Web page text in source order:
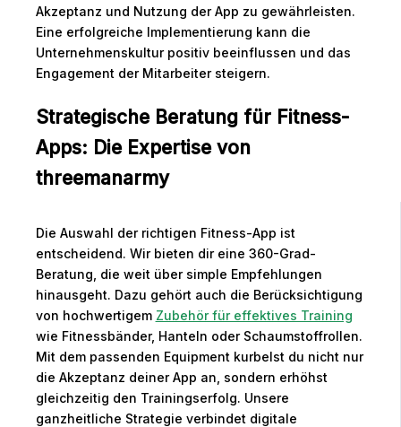
Akzeptanz und Nutzung der App zu gewährleisten.
Eine erfolgreiche Implementierung kann die
Unternehmenskultur positiv beeinflussen und das
Engagement der Mitarbeiter steigern.
Strategische Beratung für Fitness-
Apps: Die Expertise von
threemanarmy
Die Auswahl der richtigen Fitness-App ist
entscheidend. Wir bieten dir eine 360-Grad-
Beratung, die weit über simple Empfehlungen
hinausgeht. Dazu gehört auch die Berücksichtigung
von hochwertigem Zubehör für effektives Training
wie Fitnessbänder, Hanteln oder Schaumstoffrollen.
Mit dem passenden Equipment kurbelst du nicht nur
die Akzeptanz deiner App an, sondern erhöhst
gleichzeitig den Trainingserfolg. Unsere
ganzheitliche Strategie verbindet digitale